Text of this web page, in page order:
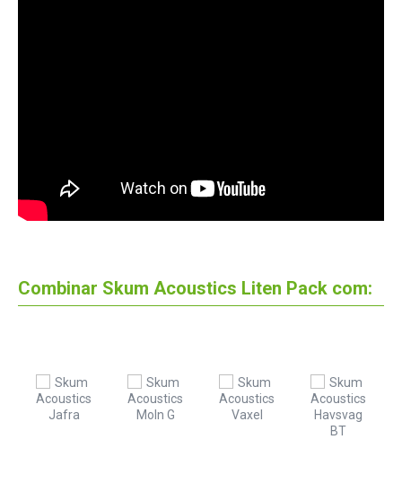
Combinar Skum Acoustics Liten Pack com: